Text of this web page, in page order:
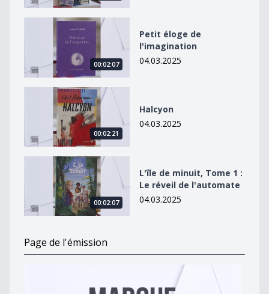
Petit éloge de l&#039;imagination
00:02:07
Petit éloge de
l'imagination
04.03.2025
Halcyon
00:02:21
Halcyon
04.03.2025
L&#039;île de minuit, Tome 1 : Le réveil de
00:02:07
L'île de minuit, Tome 1 :
Le réveil de l'automate
04.03.2025
Page de l'émission